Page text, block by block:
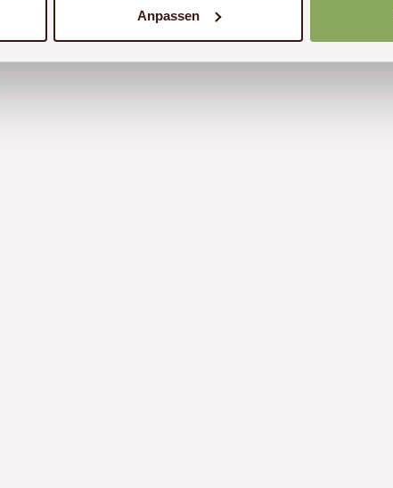
Anpassen